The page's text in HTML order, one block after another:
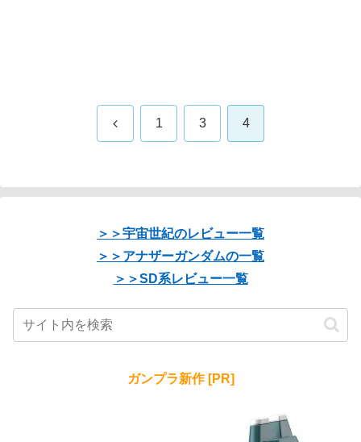
前 1 3 4
＞＞宇宙世紀のレビュー一覧
＞＞アナザーガンダムの一覧
＞＞SD系レビュー一覧
ガンプラ新作 [PR]